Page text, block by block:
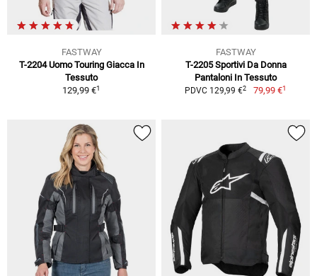
FASTWAY
T-2204 Uomo Touring Giacca In
Tessuto
129,99 €1
FASTWAY
T-2205 Sportivi Da Donna
Pantaloni In Tessuto
PDVC 129,99 €2 79,99 €1